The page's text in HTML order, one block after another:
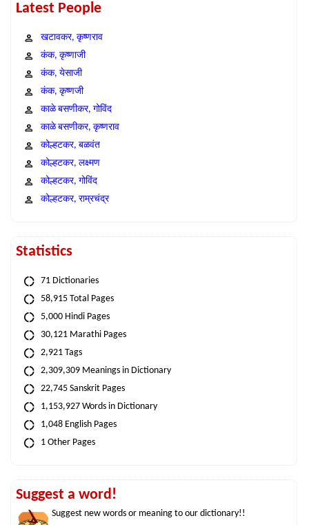
Latest People
खटावकर, कृष्णराव
कंक, कृष्णाजी
कंक, येसाजी
कंक, कृष्णजी
काळे बसणीकर, गोविंद
काळे बसणीकर, कृष्णराव
कोल्हटकर, बळवंत
कोल्हटकर, लक्ष्मण
कोल्हटकर, गोविंद
कोल्हटकर, राम्रचंद्र
Statistics
71 Dictionaries
58,915 Total Pages
5,000 Hindi Pages
30,121 Marathi Pages
2,921 Tags
2,309,309 Meanings in Dictionary
22,745 Sanskrit Pages
1,153,927 Words in Dictionary
1,048 English Pages
1 Other Pages
Suggest a word!
Suggest new words or meaning to our dictionary!!